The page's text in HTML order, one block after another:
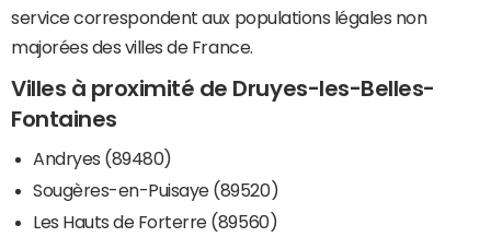
service correspondent aux populations légales non
majorées des villes de France.
Villes à proximité de Druyes-les-Belles-
Fontaines
Andryes (89480)
Sougères-en-Puisaye (89520)
Les Hauts de Forterre (89560)